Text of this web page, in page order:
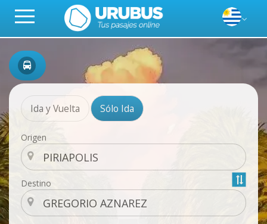
Ida y Vuelta Sólo Ida
Origen
Destino